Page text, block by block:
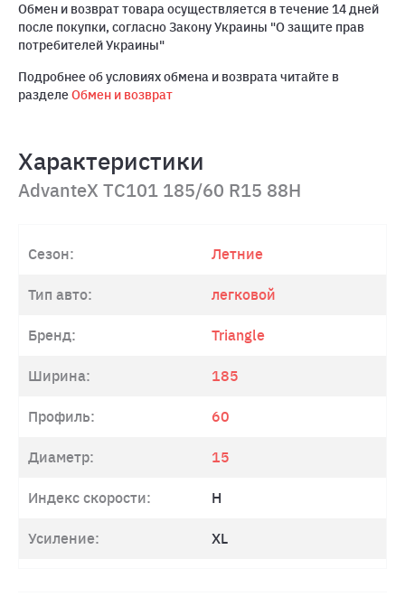
Обмен и возврат товара осуществляется в течение 14 дней
после покупки, согласно Закону Украины "О защите прав
потребителей Украины"
Подробнее об условиях обмена и возврата читайте в
разделеОбмен и возврат
Характеристики
AdvanteX TC101 185/60 R15 88H
Сезон: Летние
Тип авто: легковой
Бренд: Triangle
Ширина: 185
Профиль: 60
Диаметр: 15
Индекс скорости: H
Усиление: XL